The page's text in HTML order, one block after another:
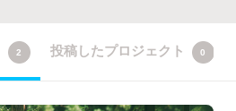
2 投稿したプロジェクト 0